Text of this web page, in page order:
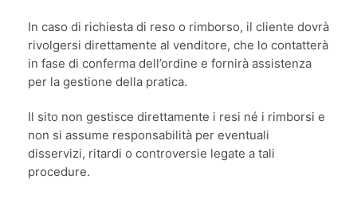
In caso di richiesta di reso o rimborso, il cliente dovrà
rivolgersi direttamente al venditore, che lo contatterà
in fase di conferma dell’ordine e fornirà assistenza
per la gestione della pratica.
Il sito non gestisce direttamente i resi né i rimborsi e
non si assume responsabilità per eventuali
disservizi, ritardi o controversie legate a tali
procedure.